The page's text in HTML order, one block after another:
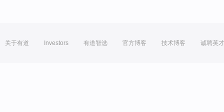
关于有道 Investors 有道智选 官方博客 技术博客 诚聘英才